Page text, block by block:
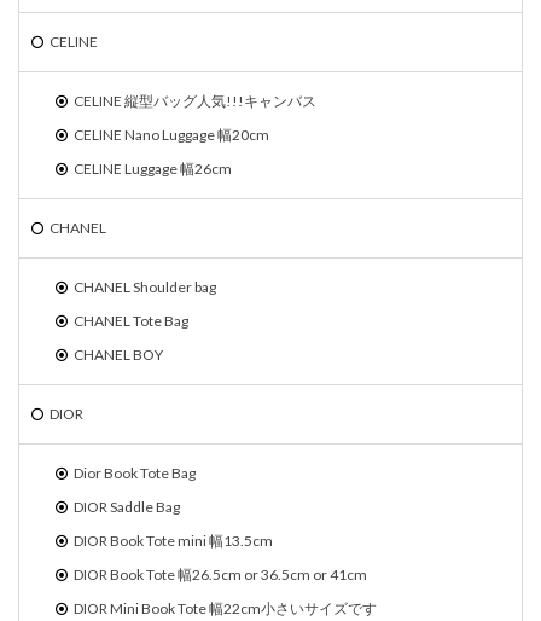
CELINE
CELINE 縦型バッグ人気!!!キャンバス
CELINE Nano Luggage 幅20cm
CELINE Luggage 幅26cm
CHANEL
CHANEL Shoulder bag
CHANEL Tote Bag
CHANEL BOY
DIOR
Dior Book Tote Bag
DIOR Saddle Bag
DIOR Book Tote mini 幅13.5cm
DIOR Book Tote 幅26.5cm or 36.5cm or 41cm
DIOR Mini Book Tote 幅22cm小さいサイズです